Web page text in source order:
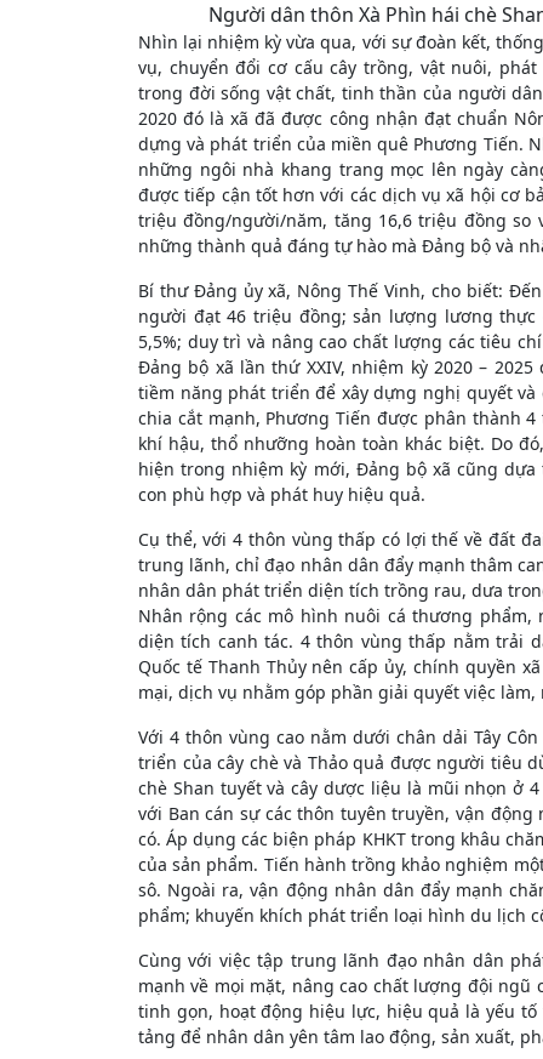
Người dân thôn Xà Phìn hái chè
Nhìn lại nhiệm kỳ vừa qua, với sự đoàn kết,
vụ, chuyển đổi cơ cấu cây trồng, vật nuôi,
trong đời sống vật chất, tinh thần của người
2020 đó là xã đã được công nhận đạt chuẩn
dựng và phát triển của miền quê Phương Tiến.
những ngôi nhà khang trang mọc lên ngày
được tiếp cận tốt hơn với các dịch vụ xã hội cơ
triệu đồng/người/năm, tăng 16,6 triệu đồng so
những thành quả đáng tự hào mà Đảng bộ và
Bí thư Đảng ủy xã, Nông Thế Vinh, cho biết:
người đạt 46 triệu đồng; sản lượng lương
5,5%; duy trì và nâng cao chất lượng các tiêu
Đảng bộ xã lần thứ XXIV, nhiệm kỳ 2020 –
tiềm năng phát triển để xây dựng nghị quyết
chia cắt mạnh, Phương Tiến được phân thành
khí hậu, thổ nhưỡng hoàn toàn khác biệt. Do
hiện trong nhiệm kỳ mới, Đảng bộ xã cũng
con phù hợp và phát huy hiệu quả.
Cụ thể, với 4 thôn vùng thấp có lợi thế về đất
trung lãnh, chỉ đạo nhân dân đẩy mạnh thâm
nhân dân phát triển diện tích trồng rau, dưa
Nhân rộng các mô hình nuôi cá thương
diện tích canh tác. 4 thôn vùng thấp nằm trải
Quốc tế Thanh Thủy nên cấp ủy, chính quyền
mại, dịch vụ nhằm góp phần giải quyết việc
Với 4 thôn vùng cao nằm dưới chân dải Tây
triển của cây chè và Thảo quả được người tiêu
chè Shan tuyết và cây dược liệu là mũi nhọn ở
với Ban cán sự các thôn tuyên truyền, vận
có. Áp dụng các biện pháp KHKT trong khâu
của sản phẩm. Tiến hành trồng khảo nghiệm
sô. Ngoài ra, vận động nhân dân đẩy mạnh
phẩm; khuyến khích phát triển loại hình du lịch
Cùng với việc tập trung lãnh đạo nhân dân
mạnh về mọi mặt, nâng cao chất lượng đội ngũ
tinh gọn, hoạt động hiệu lực, hiệu quả là yếu
tảng để nhân dân yên tâm lao động, sản xuất,